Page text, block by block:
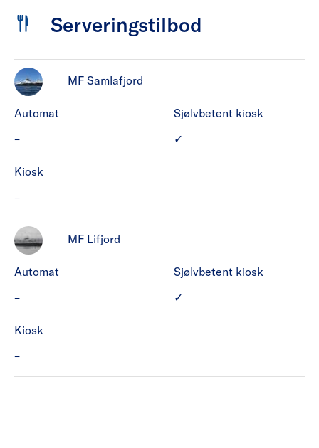
Serveringstilbod
MF Samlafjord
Automat
–MF Samlafjord har ikke Automat.
Sjølvbetent kiosk
✓
Kiosk
–MF Samlafjord har ikke Kiosk.
MF Lifjord
Automat
–MF Lifjord har ikke Automat.
Sjølvbetent kiosk
✓
Kiosk
–MF Lifjord har ikke Kiosk.